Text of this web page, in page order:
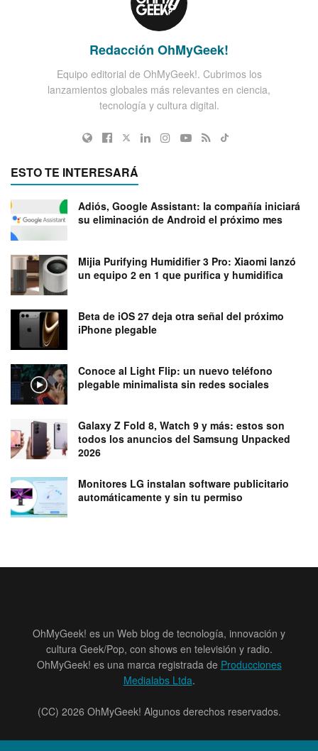
Redacción OhMyGeek!
Equipo editorial de OhMyGeek!. Cubrimos los
lanzamientos globales más relevantes en ciencia,
tecnología y cultura digital.
ESTO TE INTERESARÁ
Adiós, Google Assistant: la compañía iniciará
su eliminación de Android el próximo mes
Mijia Purifying Humidifier 3 Pro: Xiaomi lanzó
un equipo 2 en 1 que purifica y humidifica
Beta de iOS 27 deja otra señal del próximo
iPhone plegable
Conoce al Light Flip: un nuevo teléfono
plegable minimalista sin redes sociales
Galaxy Z Fold 8, Watch 9 y más: estos son
todos los anuncios del Samsung Unpacked
2026
Monitores LG instalan software publicitario
automáticamente y sin tu permiso
OhMyGeek! es un Web blog de tecnología, innovación y
cultura Geek/Pop, con shows en televisión y radio.
OhMyGeek! es una marca registrada de Producciones
Medialabs Ltda.
(CC) 2026 OhMyGeek! Algunos derechos reservados.